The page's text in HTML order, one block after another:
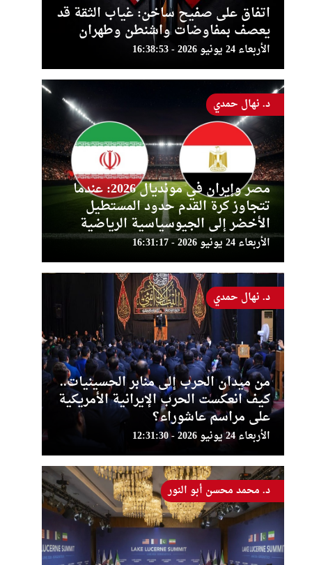
اتفاق على صفيح ساخن: غياب الثقة قد
يعصف بمفاوضات واشنطن وطهران
الأربعاء 24 يونيو 2026 - 16:38:53
مصر وإيران في مونديال 2026: عندما
تتجاوز كرة القدم حدود المستطيل
الأخضر إلى الجيوسياسية الرياضية
الأربعاء 24 يونيو 2026 - 16:31:17
د. نهال حمدي
من ميدان الحرب إلى منابر الحسينيات..
كيف انعكست الحرب الإيرانية الأمريكية
على مراسم عاشوراء؟
الأربعاء 24 يونيو 2026 - 12:31:30
د. نهال حمدي
د. محمد محسن أبو النور